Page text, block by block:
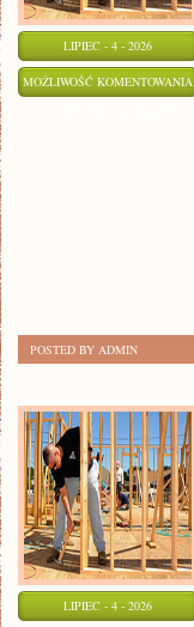
LIPIEC - 4 - 2026
MOŻLIWOŚĆ KOMENTOWANIA
POSTED BY ADMIN
LIPIEC - 4 - 2026